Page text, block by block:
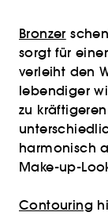
Bronzer
sorgt für
verleiht den
lebendiger
zu
harmonisch
Make-up-
Contouring